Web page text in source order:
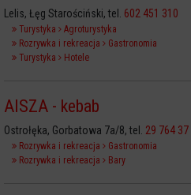
Lelis, Łęg Starościński, tel. 602 451 310
Turystyka
Agroturystyka
Rozrywka i rekreacja
Gastronomia
Turystyka
Hotele
AISZA - kebab
Ostrołęka, Gorbatowa 7a/8, tel. 29 764 37
Rozrywka i rekreacja
Gastronomia
Rozrywka i rekreacja
Bary